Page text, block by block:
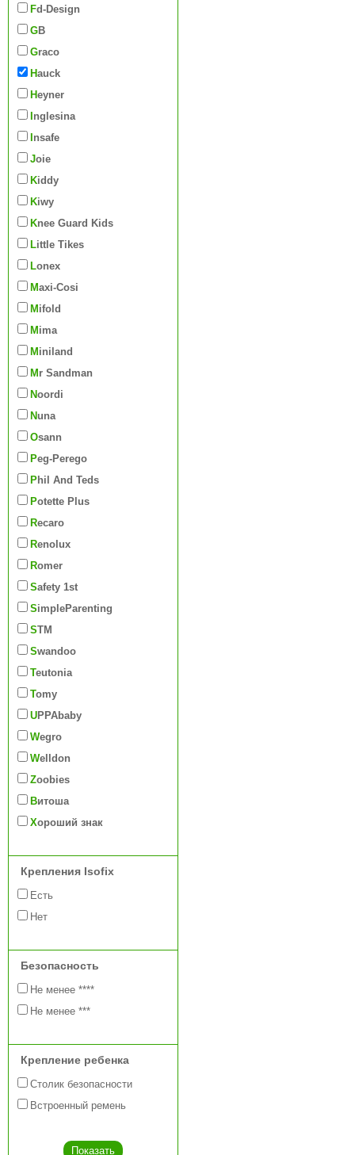
Fd-Design
GB
Graco
Hauck
Heyner
Inglesina
Insafe
Joie
Kiddy
Kiwy
Knee Guard Kids
Little Tikes
Lonex
Maxi-Cosi
Mifold
Mima
Miniland
Mr Sandman
Noordi
Nuna
Osann
Peg-Perego
Phil And Teds
Potette Plus
Recaro
Renolux
Romer
Safety 1st
SimpleParenting
STM
Swandoo
Teutonia
Tomy
UPPAbaby
Wegro
Welldon
Zoobies
Витоша
Хороший знак
Крепления Isofix
Есть
Нет
Безопасность
Не менее ****
Не менее ***
Крепление ребенка
Столик безопасности
Встроенный ремень